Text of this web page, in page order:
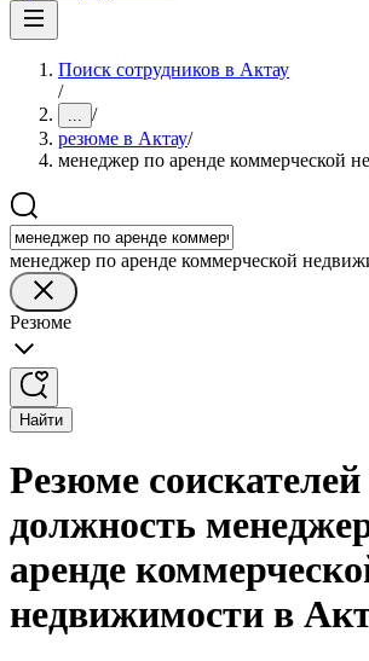
Поиск сотрудников в Актау
/
... /
резюме в Актау/
менеджер по аренде коммерческой
менеджер по аренде коммерческой
Резюме
Найти
Резюме
должность
аренде
недвижимости в